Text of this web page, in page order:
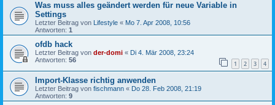
Was muss alles geändert werden für neue Variable in
Settings
Letzter Beitrag von Lifestyle « Mo 7. Apr 2008, 10:56
Antworten: 1
ofdb hack
Letzter Beitrag von der-domi « Di 4. Mär 2008, 23:24
Antworten: 56 1 2 3 4
Import-Klasse richtig anwenden
Letzter Beitrag von fischmann « Do 28. Feb 2008, 21:19
Antworten: 9